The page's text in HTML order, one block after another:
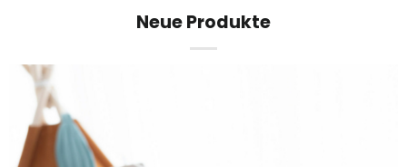
Neue Produkte